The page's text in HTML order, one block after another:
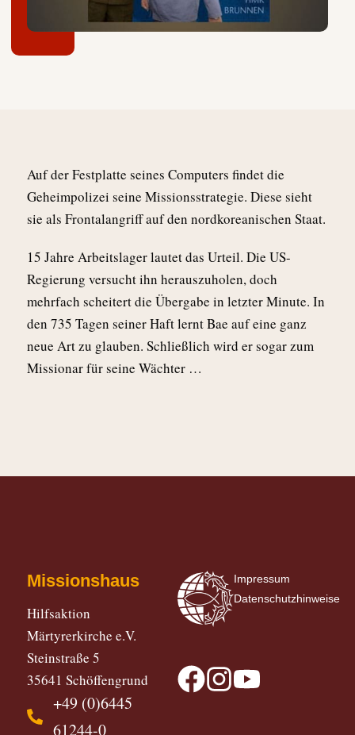
Auf der Festplatte seines Computers findet die
Geheimpolizei seine Missionsstrategie. Diese sieht
sie als Frontalangriff auf den nordkoreanischen Staat.
15 Jahre Arbeitslager lautet das Urteil. Die US-
Regierung versucht ihn herauszuholen, doch
mehrfach scheitert die Übergabe in letzter Minute. In
den 735 Tagen seiner Haft lernt Bae auf eine ganz
neue Art zu glauben. Schließlich wird er sogar zum
Missionar für seine Wächter …
Missionshaus
Hilfsaktion
Märtyrerkirche e.V.
Steinstraße 5
35641 Schöffengrund
+49 (0)6445
61244-0
Impressum
Datenschutzhinweise